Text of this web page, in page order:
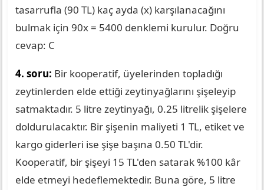
tasarrufla (90 TL) kaç ayda (x) karşılanacağını
bulmak için 90x = 5400 denklemi kurulur. Doğru
cevap: C
4. soru: Bir kooperatif, üyelerinden topladığı
zeytinlerden elde ettiği zeytinyağlarını şişeleyip
satmaktadır. 5 litre zeytinyağı, 0.25 litrelik şişelere
doldurulacaktır. Bir şişenin maliyeti 1 TL, etiket ve
kargo giderleri ise şişe başına 0.50 TL'dir.
Kooperatif, bir şişeyi 15 TL'den satarak %100 kâr
elde etmeyi hedeflemektedir. Buna göre, 5 litre